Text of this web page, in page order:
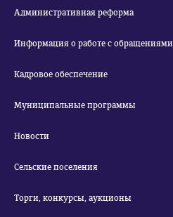
Административная реформа
Информация о работе с обращениями
Кадровое обеспечение
Муниципальные программы
Новости
Сельские поселения
Торги, конкурсы, аукционы